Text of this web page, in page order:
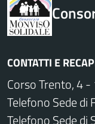
CONTATTI E
Corso Trento, 4
Telefono Sede di
Telefono Sede di